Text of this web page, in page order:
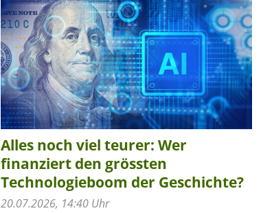
Alles noch viel teurer: Wer
finanziert den grössten
Technologieboom der Geschichte?
20.07.2026, 14:40 Uhr